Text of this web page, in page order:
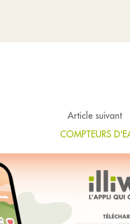
Article suivant
COMPTEURS